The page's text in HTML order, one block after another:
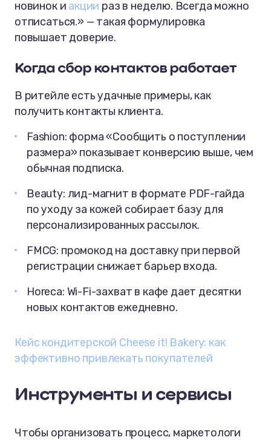
новинок и акции раз в неделю. Всегда можно
отписаться.» — такая формулировка
повышает доверие.
Когда сбор контактов работает
В ритейле есть удачные примеры, как
получить контакты клиента.
Fashion: форма «Сообщить о поступлении
размера» показывает конверсию выше, чем
обычная подписка.
Beauty: лид-магнит в формате PDF-гайда
по уходу за кожей собирает базу для
персонализированных рассылок.
FMCG: промокод на доставку при первой
регистрации снижает барьер входа.
Horeca: Wi-Fi-захват в кафе дает десятки
новых контактов ежедневно.
Кейс кондитерской Cheese it! Bakery: как
эффективно привлекать покупателей
Инструменты и сервисы
Чтобы организовать процесс, маркетологи